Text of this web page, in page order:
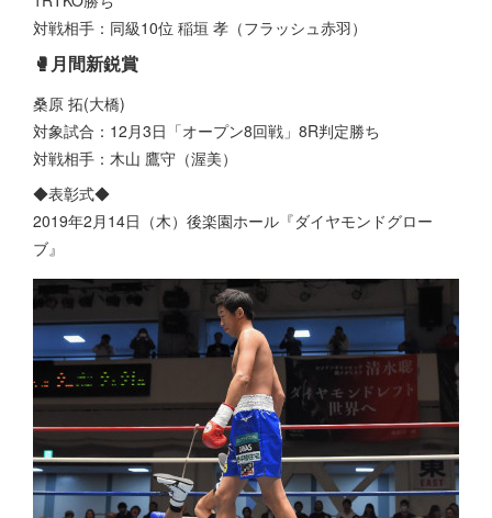
対戦相手：同級10位 稲垣 孝（フラッシュ赤羽）
🥊月間新鋭賞
桑原 拓(大橋)
対象試合：12月3日「オープン8回戦」8R判定勝ち
対戦相手：木山 鷹守（渥美）
◆表彰式◆
2019年2月14日（木）後楽園ホール『ダイヤモンドグロー
ブ』